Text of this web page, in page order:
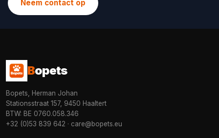
Neem contact op
Bopets
Bopets, Herman Johan
Stationsstraat 157, 9450 Haaltert
BTW: BE 0760.058.346
+32 (0)53 839 642 · care@bopets.eu